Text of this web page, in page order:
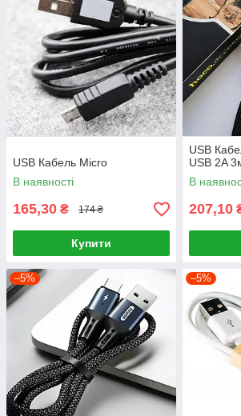
USB Кабель Micro
В наявності
165,30 ₴ 174 ₴
Купити
USB
USB 2A
В
207,10
–5% –5%